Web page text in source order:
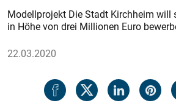
Modellprojekt Die Stadt Kirchheim will
in Höhe von drei Millionen Euro
22.03.2020